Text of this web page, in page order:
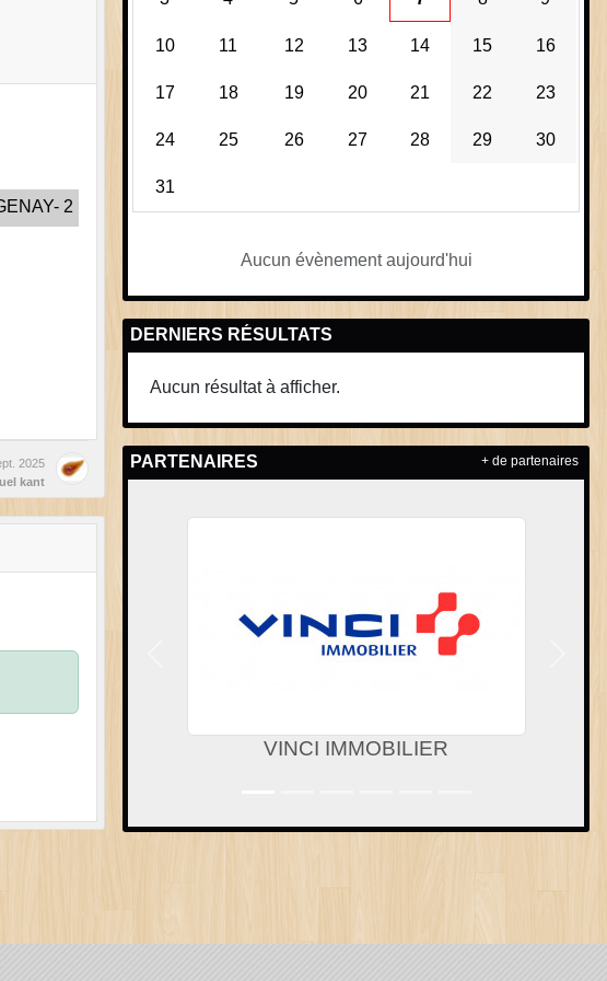
2
2025
kant
10 11 12 13 14 15 16
17 18 19 20 21 22 23
24 25 26 27 28 29 30
31
Aucun évènement aujourd'hui
DERNIERS RÉSULTATS
Aucun résultat à afficher.
PARTENAIRES
VINCI IMMOBILIER
+ de partenaires